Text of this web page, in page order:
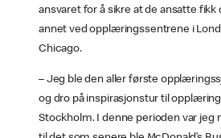
ansvaret for å sikre at de ansatte
annet ved opplæringssentrene i
Chicago.
– Jeg ble den aller første
og dro på inspirasjonstur til
Stockholm. I denne perioden var jeg